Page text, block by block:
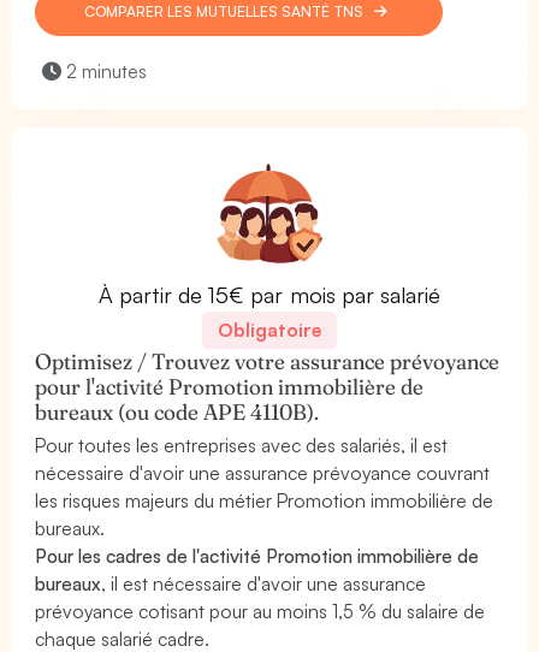
COMPARER LES MUTUELLES SANTÉ TNS
2 minutes
À partir de 15€ par mois par salarié
Obligatoire
Optimisez / Trouvez votre assurance prévoyance
pour l'activité Promotion immobilière de
bureaux (ou code APE 4110B).
Pour toutes les entreprises avec des salariés, il est
nécessaire d'avoir une assurance prévoyance couvrant
les risques majeurs du métier Promotion immobilière de
bureaux.
Pour les cadres de l'activité Promotion immobilière de
bureaux, il est nécessaire d'avoir une assurance
prévoyance cotisant pour au moins 1,5 % du salaire de
chaque salarié cadre.